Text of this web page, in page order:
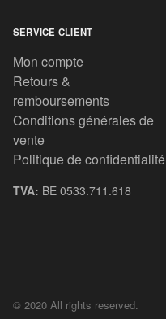
SERVICE CLIENT
Mon compte
Retours &
remboursements
Conditions générales de
vente
Politique de confidentialité
TVA: BE 0533.711.618
© 2020 All rights reserved.